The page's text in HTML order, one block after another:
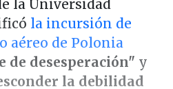
la Universidad
la incursión de
aéreo de Polonia
de desesperación" y
la debilidad